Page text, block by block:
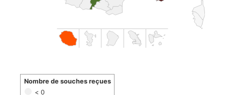
< 0
Nombre de souches reçues